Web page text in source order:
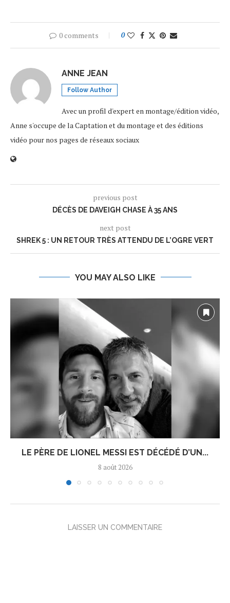
0 comments 0
ANNE JEAN
Follow Author
Avec un profil d'expert en montage/édition vidéo,
Anne s'occupe de la Captation et du montage et des éditions
vidéo pour nos pages de réseaux sociaux
previous post
DÉCÈS DE DAVEIGH CHASE À 35 ANS
next post
SHREK 5 : UN RETOUR TRÈS ATTENDU DE L’OGRE VERT
YOU MAY ALSO LIKE
LE PÈRE DE LIONEL MESSI EST DÉCÉDÉ D’UN...
8 août 2026
LAISSER UN COMMENTAIRE